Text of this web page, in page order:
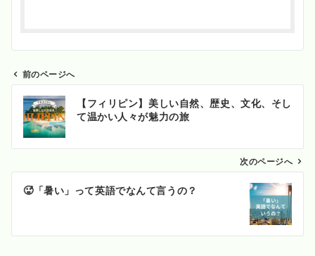
ン
前のページへ
【フィリピン】美しい自然、歴史、文化、そし
て温かい人々が魅力の旅
次のページへ
🥵「暑い」って英語でなんて言うの？